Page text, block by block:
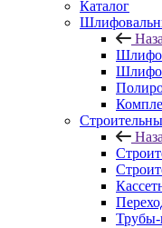
Каталог